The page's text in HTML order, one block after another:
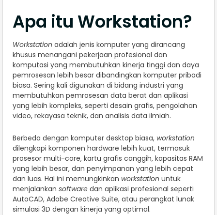
Apa itu Workstation?
Workstation adalah jenis komputer yang dirancang
khusus menangani pekerjaan profesional dan
komputasi yang membutuhkan kinerja tinggi dan daya
pemrosesan lebih besar dibandingkan komputer pribadi
biasa. Sering kali digunakan di bidang industri yang
membutuhkan pemrosesan data berat dan aplikasi
yang lebih kompleks, seperti desain grafis, pengolahan
video, rekayasa teknik, dan analisis data ilmiah.
Berbeda dengan komputer desktop biasa, workstation
dilengkapi komponen hardware lebih kuat, termasuk
prosesor multi-core, kartu grafis canggih, kapasitas RAM
yang lebih besar, dan penyimpanan yang lebih cepat
dan luas. Hal ini memungkinkan workstation untuk
menjalankan software dan aplikasi profesional seperti
AutoCAD, Adobe Creative Suite, atau perangkat lunak
simulasi 3D dengan kinerja yang optimal.